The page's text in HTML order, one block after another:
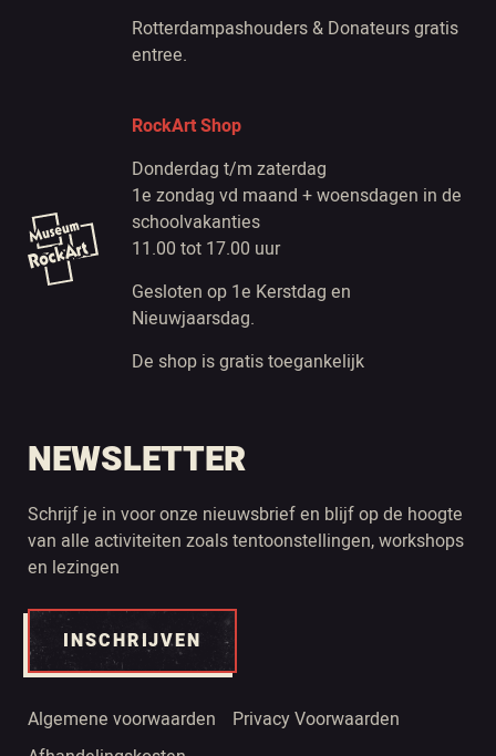
Rotterdampashouders & Donateurs gratis
entree.
RockArt Shop
Donderdag t/m zaterdag
1e zondag vd maand + woensdagen in de
schoolvakanties
11.00 tot 17.00 uur
Gesloten op 1e Kerstdag en
Nieuwjaarsdag.
De shop is gratis toegankelijk
NEWSLETTER
Schrijf je in voor onze nieuwsbrief en blijf op de hoogte
van alle activiteiten zoals tentoonstellingen, workshops
en lezingen
INSCHRIJVEN
Algemene voorwaarden
Privacy Voorwaarden